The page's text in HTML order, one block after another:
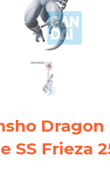
Dragon
SS Frieza